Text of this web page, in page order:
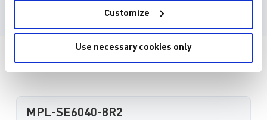
Customize
Use necessary cookies only
直接从MPS购买
MPL-SE6040-8R2